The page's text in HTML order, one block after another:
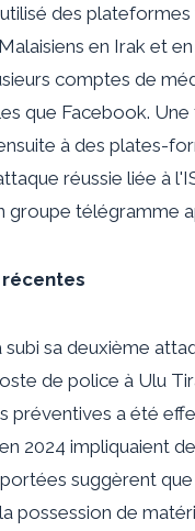
utilisé des
en Irak et
comptes de
que Facebook.
à des plates-
réussie liée à
groupe télégramme
subi sa deuxième
de police à Ulu
préventives a été
2024 impliquaient
suggèrent que
possession de